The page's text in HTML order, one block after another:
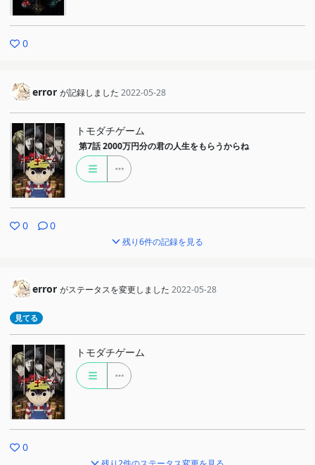
0
error が記録しました 2022-05-28
トモダチゲーム
第7話 2000万円分の君の人生をもらうからね
0 0
残り6件の記録を見る
error がステータスを変更しました 2022-05-28
見てる
トモダチゲーム
0
残り2件のステータス変更を見る